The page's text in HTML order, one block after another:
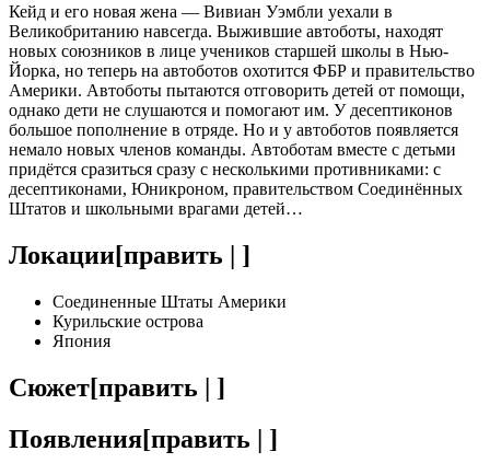
Кейд и его новая жена — Вивиан Уэмбли уехали в
Великобританию навсегда. Выжившие автоботы, находят
новых союзников в лице учеников старшей школы в Нью-
Йорка, но теперь на автоботов охотится ФБР и правительство
Америки. Автоботы пытаются отговорить детей от помощи,
однако дети не слушаются и помогают им. У десептиконов
большое пополнение в отряде. Но и у автоботов появляется
немало новых членов команды. Автоботам вместе с детьми
придётся сразиться сразу с несколькими противниками: с
десептиконами, Юникроном, правительством Соединённых
Штатов и школьными врагами детей…
Локации[править | ]
Соединенные Штаты Америки
Курильские острова
Япония
Сюжет[править | ]
Появления[править | ]